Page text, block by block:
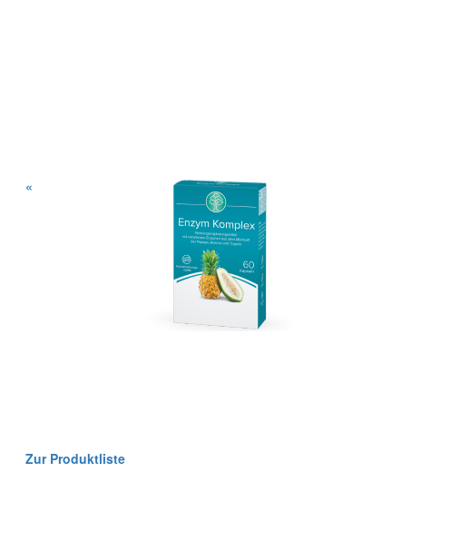
«
Zur Produktliste